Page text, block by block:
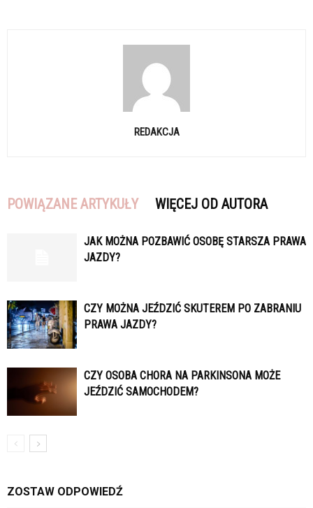
REDAKCJA
POWIĄZANE ARTYKUŁY WIĘCEJ OD AUTORA
JAK MOŻNA POZBAWIĆ OSOBĘ STARSZA PRAWA
JAZDY?
CZY MOŻNA JEŹDZIĆ SKUTEREM PO ZABRANIU
PRAWA JAZDY?
CZY OSOBA CHORA NA PARKINSONA MOŻE
JEŹDZIĆ SAMOCHODEM?
ZOSTAW ODPOWIEDŹ